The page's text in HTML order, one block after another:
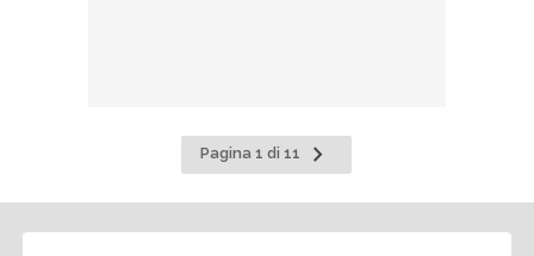
Pagina 1 di 11
Pagina
successiva